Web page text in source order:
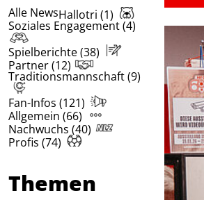
Alle NewsHallotri (1)
Soziales Engagement (4)
Spielberichte (38)
Partner (12)
Traditionsmannschaft (9)
Fan-Infos (121)
Allgemein (66)
Nachwuchs (40)
Profis (74)
Themen